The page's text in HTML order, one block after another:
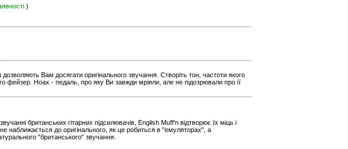
)
Вам досягати оригінального звучання. Створіть тон, частоти якого
фейзер. Hoax - педаль, про яку Ви завжди мріяли, але не підозрювали про її
британських гітарних підсилювачів, English Muff'n відтворює їх міць і
наближається до оригінального, як це робиться в "емуляторах", а
"британського" звучання.